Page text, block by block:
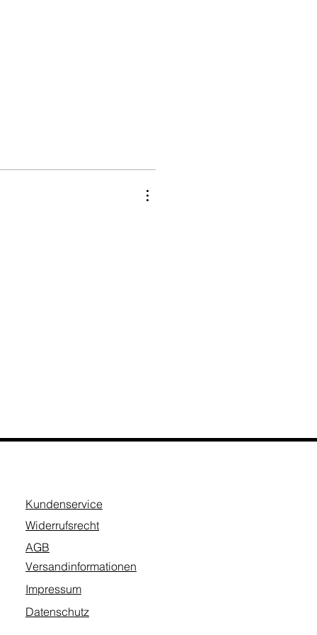
Kundenservice
Widerrufsrecht
AGB
Versandinformationen
Impressum
Datenschutz